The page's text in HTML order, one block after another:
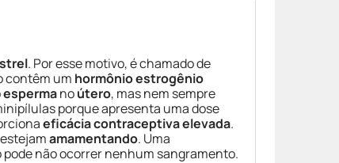
. Por esse motivo, é chamado de
contêm um hormônio estrogênio
espermanoútero, mas nem sempre
porque apresenta uma dose
eficácia contraceptiva elevada.
amamentando. Uma
não ocorrer nenhum sangramento.